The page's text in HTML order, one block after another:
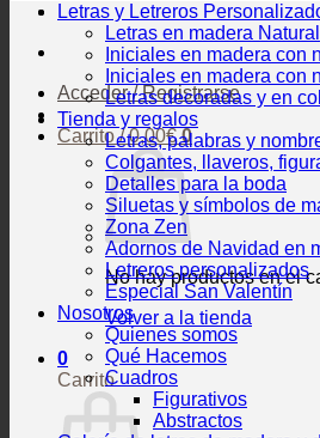
Acceder / Registrarse
Carrito /0,00€ 0
No hay productos en el
Volver a la tienda
0
Carrito
Letras y Letreros
Letras en madera Natural
Iniciales en madera con
Iniciales en madera con
Letras decoradas y en
Tienda y regalos
Letras, palabras y
Colgantes, llaveros,
Detalles para la boda
Siluetas y símbolos de
Zona Zen
Adornos de Navidad en
Letreros personalizados
Especial San Valentín
Nosotros
Quienes somos
Qué Hacemos
Cuadros
Figurativos
Abstractos